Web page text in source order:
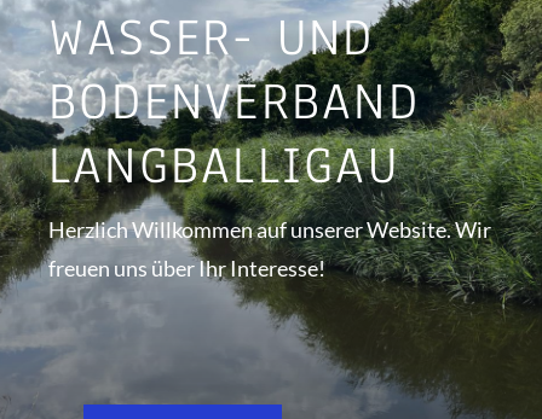
WASSER- UND
BODENVERBAND
LANGBALLIGAU
Herzlich Willkommen auf unserer Website. Wir
freuen uns über Ihr Interesse!